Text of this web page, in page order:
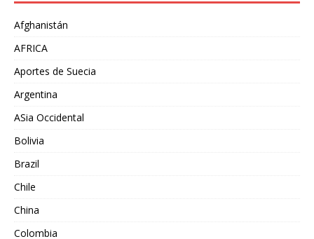
Afghanistán
AFRICA
Aportes de Suecia
Argentina
ASia Occidental
Bolivia
Brazil
Chile
China
Colombia